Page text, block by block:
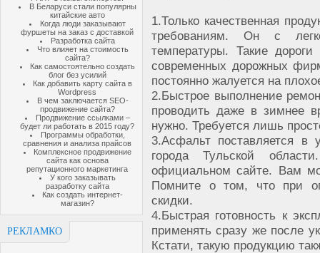
В Беларуси стали популярны
китайские авто
Когда люди заказывают
фуршеты на заказ с доставкой
Разработка сайта
Что влияет на стоимость
сайта?
Как самостоятельно создать
блог без усилий
Как добавить карту сайта в
Wordpress
В чем заключается SEO-
продвижение сайта?
Продвижение ссылками –
будет ли работать в 2015 году?
Программы обработки,
сравнения и анализа прайсов
Комплексное продвижение
сайта как основа
репутационного маркетинга
У кого заказывать
разработку сайта
Как создать интернет-
магазин?
РЕКЛАМКО
1.Только качественная
требованиям. Он с
температуры. Такие
современных дорожных
постоянно жалуется на
2.Быстрое выполнение
проводить даже в зимнее
нужно. Требуется лишь
3.Асфальт поставляется в
города Тульской
официальном сайте. Вам
Помните о том, что при
скидки.
4.Быстрая готовность к
применять сразу же после
Кстати, такую продукцию